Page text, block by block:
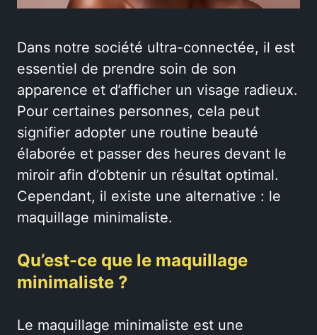
Dans notre société ultra-connectée, il est
essentiel de prendre soin de son
apparence et d’afficher un visage radieux.
Pour certaines personnes, cela peut
signifier adopter une routine beauté
élaborée et passer des heures devant le
miroir afin d’obtenir un résultat optimal.
Cependant, il existe une alternative : le
maquillage minimaliste.
Qu’est-ce que le maquillage
minimaliste ?
Le maquillage minimaliste est une